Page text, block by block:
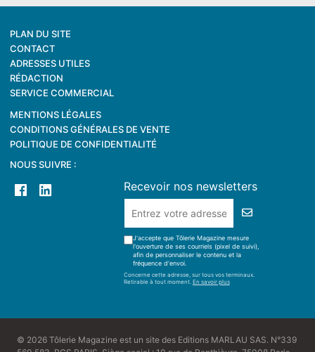
PLAN DU SITE
CONTACT
ADRESSES UTILES
RÉDACTION
SERVICE COMMERCIAL
MENTIONS LÉGALES
CONDITIONS GÉNÉRALES DE VENTE
POLITIQUE DE CONFIDENTIALITÉ
NOUS SUIVRE :
Recevoir nos newsletters
J'accepte que Tôlerie Magazine mesure
l'ouverture de ses courriels (pixel de suivi),
afin de personnaliser le contenu et la
fréquence d'envoi.
Concerne cette adresse, sur tous vos terminaux.
Retirable à tout moment. En savoir plus
© 2026 Tôlerie Magazine est un site des Editions MARLAU SAS. N°339